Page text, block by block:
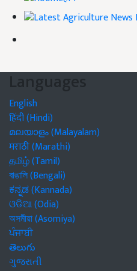
Languages
English
हिंदी (Hindi)
മലയാളം (Malayalam)
मराठी (Marathi)
தமிழ் (Tamil)
বাঙালি (Bengali)
ಕನ್ನಡ (Kannada)
ଓଡିଆ (Odia)
অসমীয়া (Asomiya)
ਪੰਜਾਬੀ
తెలుగు
ગુજરાતી